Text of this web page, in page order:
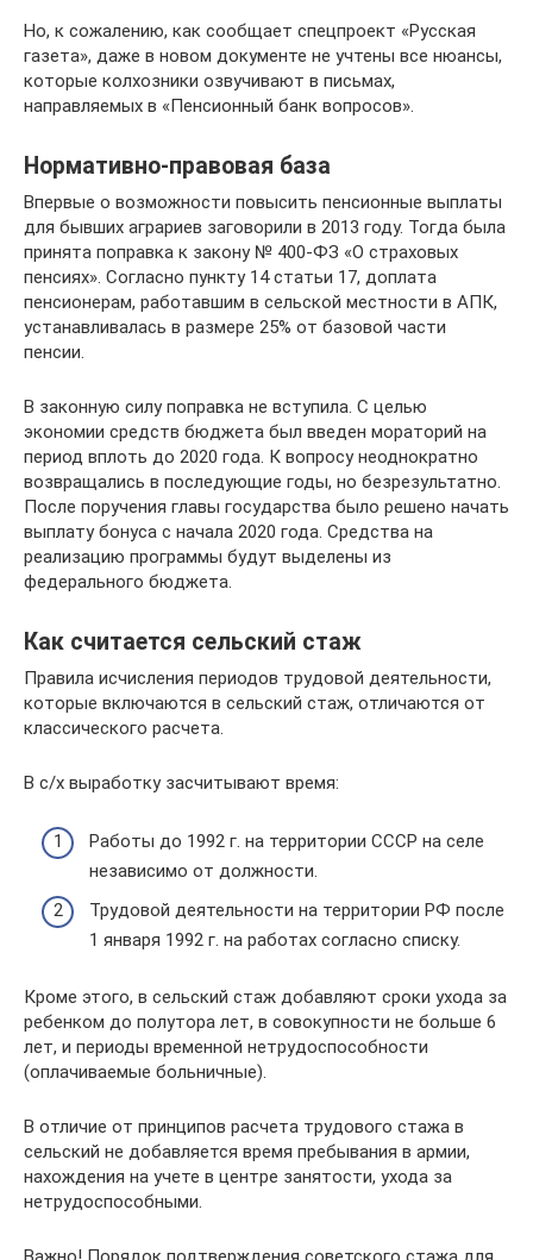
Но, к сожалению, как сообщает спецпроект «Русская
газета», даже в новом документе не учтены все нюансы,
которые колхозники озвучивают в письмах,
направляемых в «Пенсионный банк вопросов».
Нормативно-правовая база
Впервые о возможности повысить пенсионные выплаты
для бывших аграриев заговорили в 2013 году. Тогда была
принята поправка к закону № 400-ФЗ «О страховых
пенсиях». Согласно пункту 14 статьи 17, доплата
пенсионерам, работавшим в сельской местности в АПК,
устанавливалась в размере 25% от базовой части
пенсии.
В законную силу поправка не вступила. С целью
экономии средств бюджета был введен мораторий на
период вплоть до 2020 года. К вопросу неоднократно
возвращались в последующие годы, но безрезультатно.
После поручения главы государства было решено начать
выплату бонуса с начала 2020 года. Средства на
реализацию программы будут выделены из
федерального бюджета.
Как считается сельский стаж
Правила исчисления периодов трудовой деятельности,
которые включаются в сельский стаж, отличаются от
классического расчета.
В с/х выработку засчитывают время:
Работы до 1992 г. на территории СССР на селе
независимо от должности.
Трудовой деятельности на территории РФ после
1 января 1992 г. на работах согласно списку.
Кроме этого, в сельский стаж добавляют сроки ухода за
ребенком до полутора лет, в совокупности не больше 6
лет, и периоды временной нетрудоспособности
(оплачиваемые больничные).
В отличие от принципов расчета трудового стажа в
сельский не добавляется время пребывания в армии,
нахождения на учете в центре занятости, ухода за
нетрудоспособными.